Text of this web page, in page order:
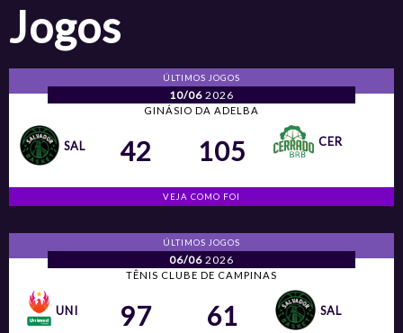
Jogos
ÚLTIMOS JOGOS
10/062026
GINÁSIO DA ADELBA
SAL 42 105 CER
VEJA COMO FOI
ÚLTIMOS JOGOS
06/062026
TÊNIS CLUBE DE CAMPINAS
UNI 97 61 SAL